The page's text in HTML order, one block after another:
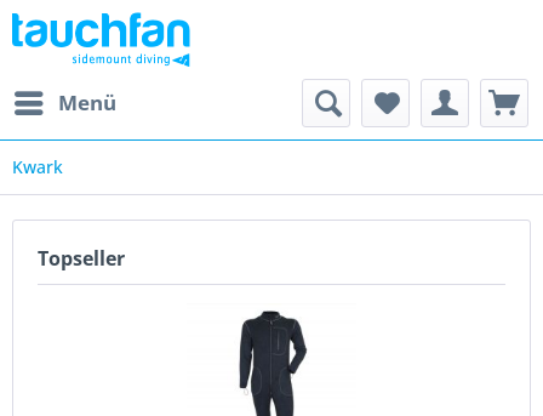
Menü
Kwark
Topseller